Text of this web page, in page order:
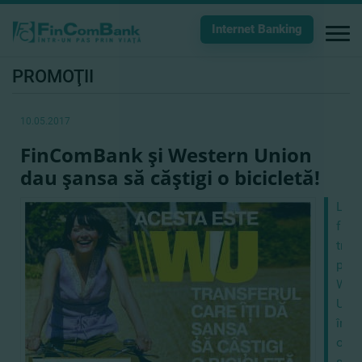
Internet Banking
PROMOŢII
10.05.2017
FinComBank şi Western Union
dau şansa să căştigi o bicicletă!
La
prin
în